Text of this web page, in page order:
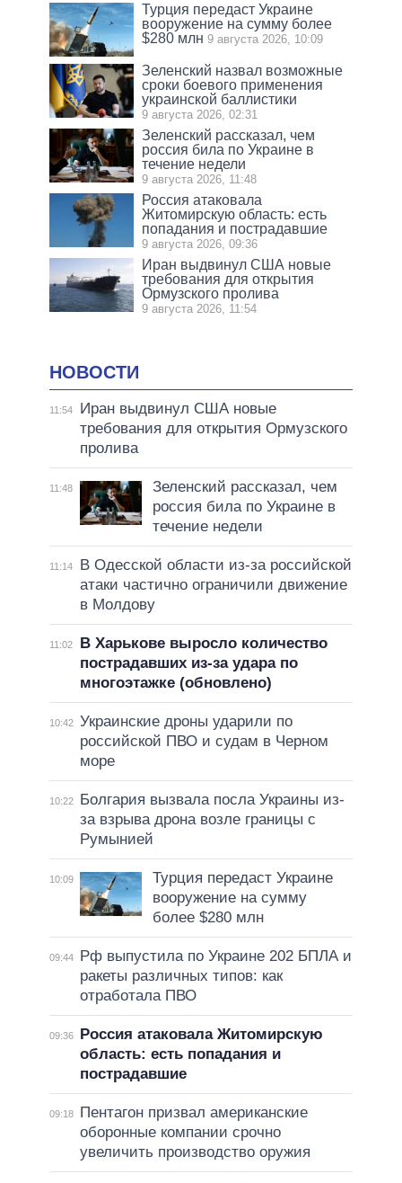
Турция передаст Украине
вооружение на сумму более
$280 млн 9 августа 2026, 10:09
Зеленский назвал возможные
сроки боевого применения
украинской баллистики
9 августа 2026, 02:31
Зеленский рассказал, чем
россия била по Украине в
течение недели
9 августа 2026, 11:48
Россия атаковала
Житомирскую область: есть
попадания и пострадавшие
9 августа 2026, 09:36
Иран выдвинул США новые
требования для открытия
Ормузского пролива
9 августа 2026, 11:54
НОВОСТИ
11:54
Иран выдвинул США новые
требования для открытия Ормузского
пролива
11:48
Зеленский рассказал, чем
россия била по Украине в
течение недели
11:14
В Одесской области из-за российской
атаки частично ограничили движение
в Молдову
11:02
В Харькове выросло количество
пострадавших из-за удара по
многоэтажке (обновлено)
10:42 Украинские дроны ударили по
российской ПВО и судам в Черном
море
10:22
Болгария вызвала посла Украины из-
за взрыва дрона возле границы с
Румынией
10:09
Турция передаст Украине
вооружение на сумму
более $280 млн
09:44
Рф выпустила по Украине 202 БПЛА и
ракеты различных типов: как
отработала ПВО
09:36
Россия атаковала Житомирскую
область: есть попадания и
пострадавшие
09:18
Пентагон призвал американские
оборонные компании срочно
увеличить производство оружия